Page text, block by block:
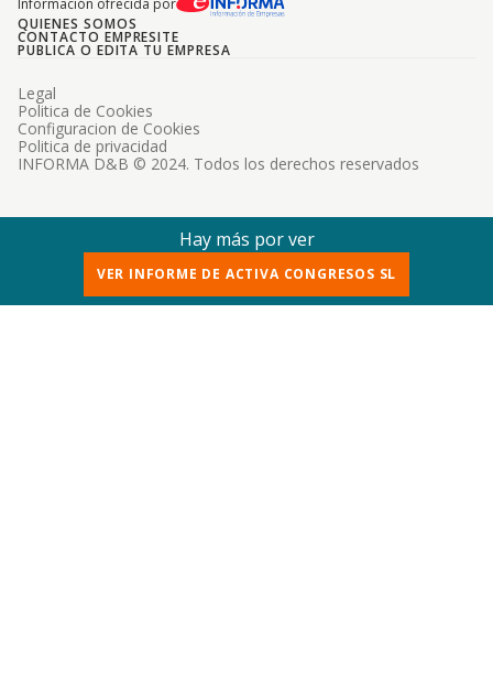
Información ofrecida por
QUIENES SOMOS
CONTACTO EMPRESITE
PUBLICA O EDITA TU EMPRESA
INFORMA D&B © 2024. Todos los derechos reservados
Legal
Politica de Cookies
Configuracion de Cookies
Politica de privacidad
Hay más por ver
VER INFORME DE ACTIVA CONGRESOS SL